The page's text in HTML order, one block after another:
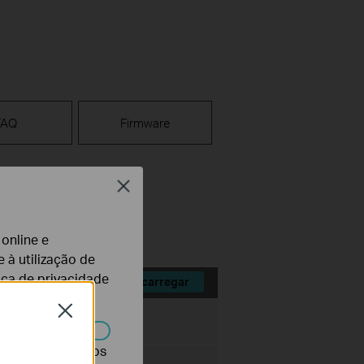
Firmware
Descarregar
Tamanho:1.75 MB
Close
e
à utilização de
de privacidade
desativados nos
Close